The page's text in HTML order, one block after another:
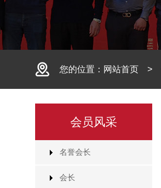
您的位置： 网站首页 >
会员风采
名誉会长
会长